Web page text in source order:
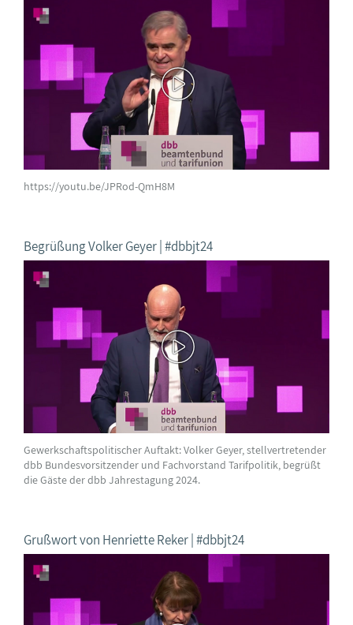
https://youtu.be/JPRod-QmH8M
Begrüßung Volker Geyer | #dbbjt24
Gewerkschaftspolitischer Auftakt: Volker Geyer, stellvertretender
dbb Bundesvorsitzender und Fachvorstand Tarifpolitik, begrüßt
die Gäste der dbb Jahrestagung 2024.
Grußwort von Henriette Reker | #dbbjt24